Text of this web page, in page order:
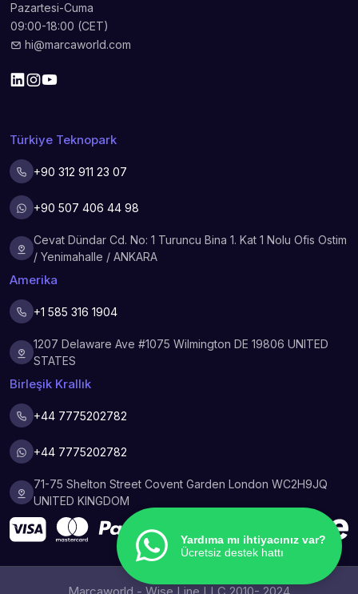
Pazartesi-Cuma
09:00-18:00 (CET)
hi@marcaworld.com
Türkiye Teknopark
+90 312 911 23 07
+90 507 406 44 98
Cevat Dündar Cd. No: 1 Turuncu Bina 1. Kat 1 Nolu Ofis Ostim
/ Yenimahalle / ANKARA
Amerika
+1 585 316 1904
1207 Delaware Ave #1075 Wilmington DE 19806 UNITED
STATES
Birleşik Krallık
+44 7775202782
+44 7775202782
71-75 Shelton Street Covent Garden London WC2H9JQ
UNITED KINGDOM
Yardıma mı ihtiyacınız var?
Ücretsiz destek hattı